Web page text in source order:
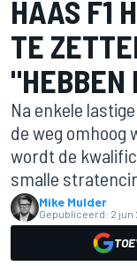
HAAS F1
TE
"HEBBEN
Na enkele
de weg omhoog
wordt de
smalle
Mike Mulder
Gepubliceerd: 2 jun